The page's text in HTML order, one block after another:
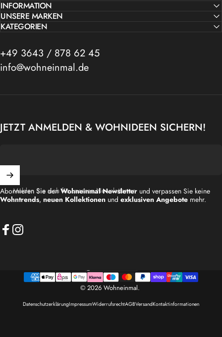
INFORMATION
UNSERE MARKEN
KATEGORIEN
+49 3643 / 878 62 45
info@wohneinmal.de
JETZT ANMELDEN & WOHNIDEEN SICHERN!
Melden Sie sich für unseren Newsletter an
Abonnieren Sie denWohneinmal Newsletter und verpassen Sie keine
Wohntrends, neuen Kollektionen und exklusiven Angebote mehr.
© 2026 Wohneinmal.
DatenschutzerklärungImpressumWiderrufsrechtAGBVersandKontaktinformationen
Land/Region